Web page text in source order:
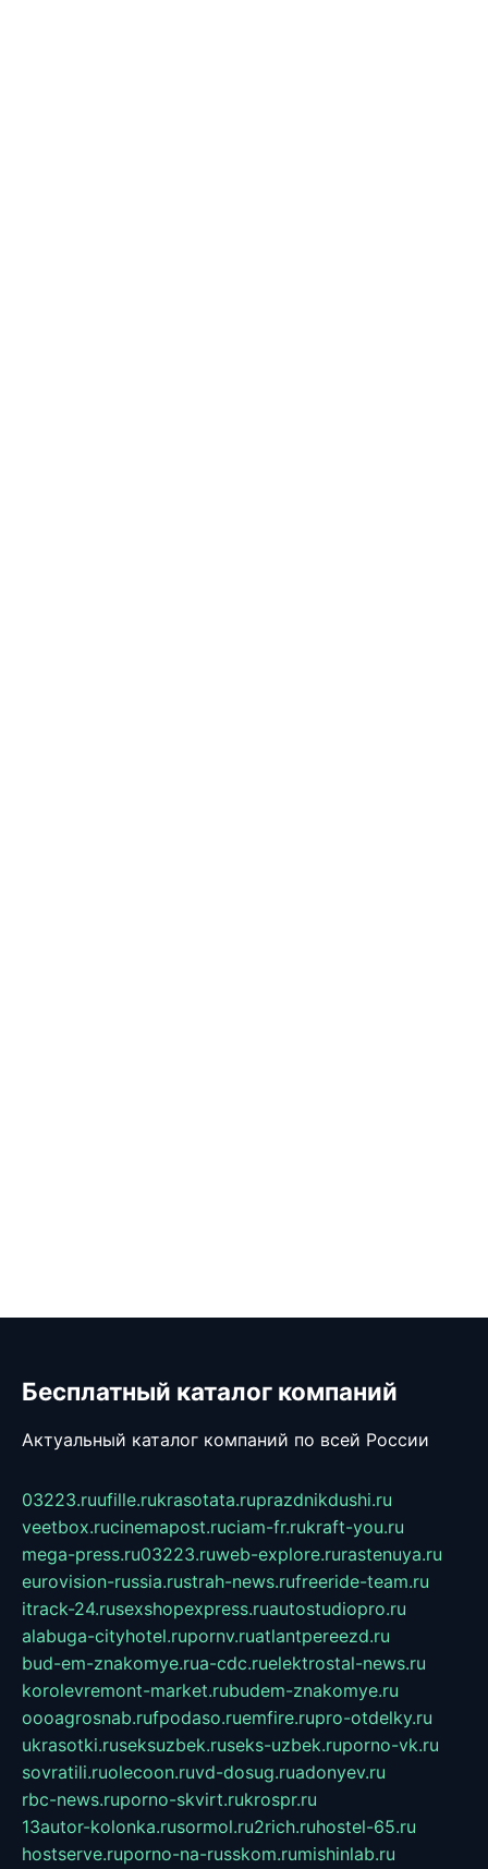
Бесплатный каталог компаний
Актуальный каталог компаний по всей России
03223.ruufille.rukrasotata.ruprazdnikdushi.ru
veetbox.rucinemapost.ruciam-fr.rukraft-you.ru
mega-press.ru03223.ruweb-explore.rurastenuya.ru
eurovision-russia.rustrah-news.rufreeride-team.ru
itrack-24.rusexshopexpress.ruautostudiopro.ru
alabuga-cityhotel.rupornv.ruatlantpereezd.ru
bud-em-znakomye.rua-cdc.ruelektrostal-news.ru
korolevremont-market.rubudem-znakomye.ru
oooagrosnab.rufpodaso.ruemfire.rupro-otdelky.ru
ukrasotki.ruseksuzbek.ruseks-uzbek.ruporno-vk.ru
sovratili.ruolecoon.ruvd-dosug.ruadonyev.ru
rbc-news.ruporno-skvirt.rukrospr.ru
13autor-kolonka.rusormol.ru2rich.ruhostel-65.ru
hostserve.ruporno-na-russkom.rumishinlab.ru